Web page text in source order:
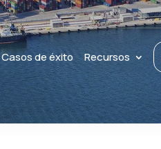
Casos de éxito Recursos